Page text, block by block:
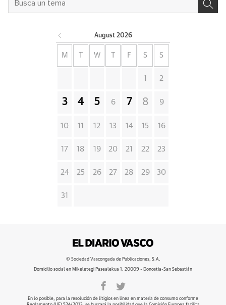
August 2026
M W F S S
1 2
3 4 5 6 7 8 9
10 11 12 13 14 15 16
17 18 19 20 21 22 23
24 25 26 27 28 29 30
31
© Sociedad Vascongada de Publicaciones, S.A.
Domicilio social en Mikeletegi Pasealekua 1. 20009 - Donostia-San Sebastián
En lo posible, para la resolución de litigios en línea en materia de consumo conforme